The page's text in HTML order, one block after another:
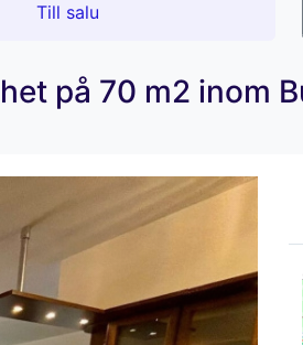
Till salu
på 70 m2 inom